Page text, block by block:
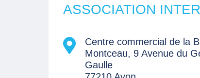
ASSOCIATION
Centre commercial de la
Montceau, 9 Avenue du
Gaulle